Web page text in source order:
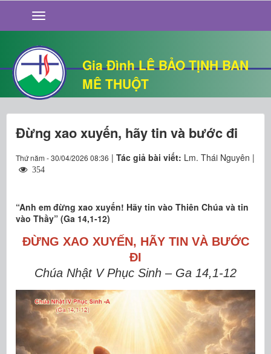
Gia Đình LÊ BẢO TỊNH BAN
MÊ THUỘT
GIỚI THIỆU
TIN TỨC
SỐNG ĐẠO
CHUYỆN NHÀ
QUÁN VĂN
THƯ GIÃN
Đừng xao xuyến, hãy tin và bước đi
Thứ năm - 30/04/2026 08:36 | Tác giả bài viết: Lm. Thái Nguyên |
354
“Anh em đừng xao xuyến! Hãy tin vào Thiên Chúa và tin
vào Thầy” (Ga 14,1-12)
ĐỪNG XAO XUYẾN, HÃY TIN VÀ BƯỚC
ĐI
Chúa Nhật V Phục Sinh – Ga 14,1-12